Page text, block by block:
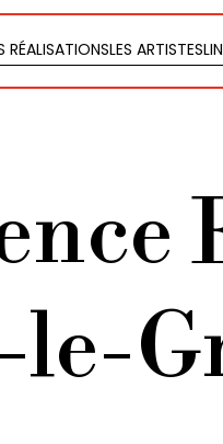
RÉALISATIONSLES ARTISTES
le-